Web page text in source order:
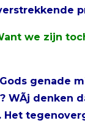
we zijn
genade
WÃ­j denken